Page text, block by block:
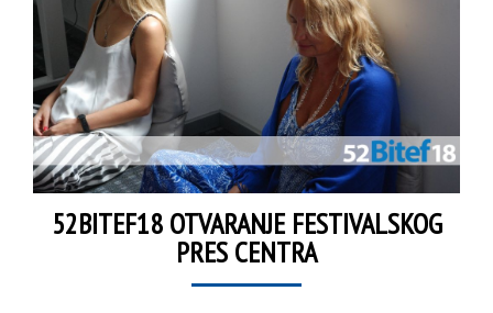
52BITEF18 OTVARANJE FESTIVALSKOG
PRES CENTRA